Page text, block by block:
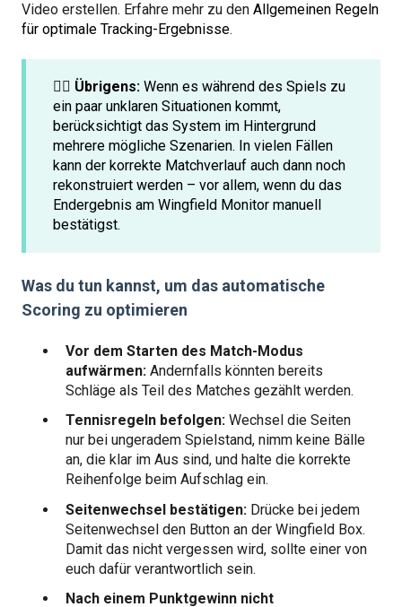
Video erstellen. Erfahre mehr zu den Allgemeinen Regeln
für optimale Tracking-Ergebnisse.
☝🏻 Übrigens: Wenn es während des Spiels zu
ein paar unklaren Situationen kommt,
berücksichtigt das System im Hintergrund
mehrere mögliche Szenarien. In vielen Fällen
kann der korrekte Matchverlauf auch dann noch
rekonstruiert werden – vor allem, wenn du das
Endergebnis am Wingfield Monitor manuell
bestätigst.
Was du tun kannst, um das automatische
Scoring zu optimieren
Vor dem Starten des Match-Modus
aufwärmen: Andernfalls könnten bereits
Schläge als Teil des Matches gezählt werden.
Tennisregeln befolgen: Wechsel die Seiten
nur bei ungeradem Spielstand, nimm keine Bälle
an, die klar im Aus sind, und halte die korrekte
Reihenfolge beim Aufschlag ein.
Seitenwechsel bestätigen: Drücke bei jedem
Seitenwechsel den Button an der Wingfield Box.
Damit das nicht vergessen wird, sollte einer von
euch dafür verantwortlich sein.
Nach einem Punktgewinn nicht